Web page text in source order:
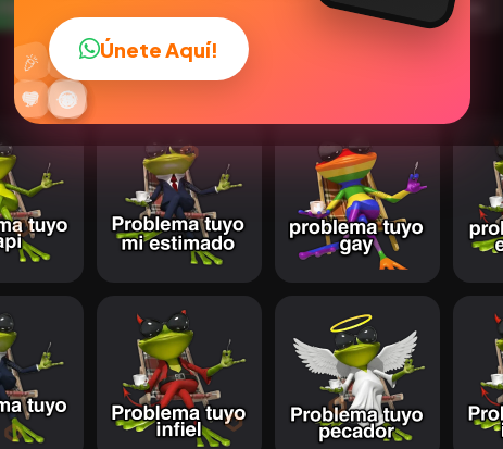
Agregar a favoritos
😎
😂
🔥
💬
❤️ ✨
🤩
😜
🎉 👍 Únete Aquí!